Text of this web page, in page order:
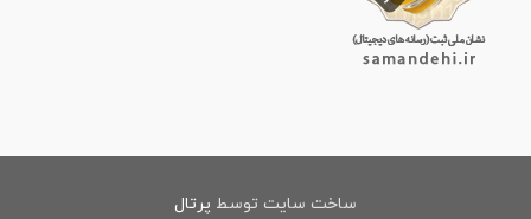
ساخت سایت توسط پرتال